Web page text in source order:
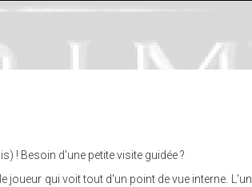
! Besoin d'une petite visite guidée ?
joueur qui voit tout d'un point de vue interne. L'un